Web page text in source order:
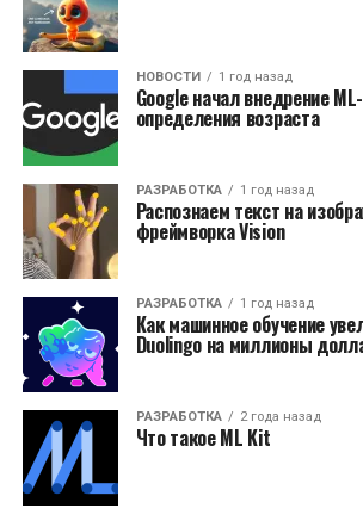
НОВОСТИ 1 год назад
Google начал внедрение
определения возраста
РАЗРАБОТКА 1 год назад
Распознаем текст на
фреймворка Vision
РАЗРАБОТКА 1 год назад
Как машинное обучение
Duolingo на миллионы
РАЗРАБОТКА 2 года назад
Что такое ML Kit